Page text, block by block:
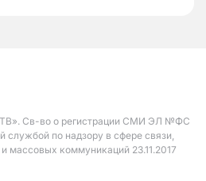
Св-во о регистрации СМИ ЭЛ №ФС
службой по надзору в сфере связи,
массовых коммуникаций 23.11.2017